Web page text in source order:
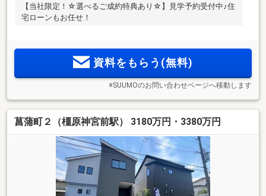
【当社限定！☆選べるご成約特典あり☆】見学予約受付中♪住
宅ローンもお任せ！
資料をもらう(無料)
※SUUMOのお問い合わせページへ移動します
菖蒲町２（橿原神宮前駅） 3180万円・3380万円